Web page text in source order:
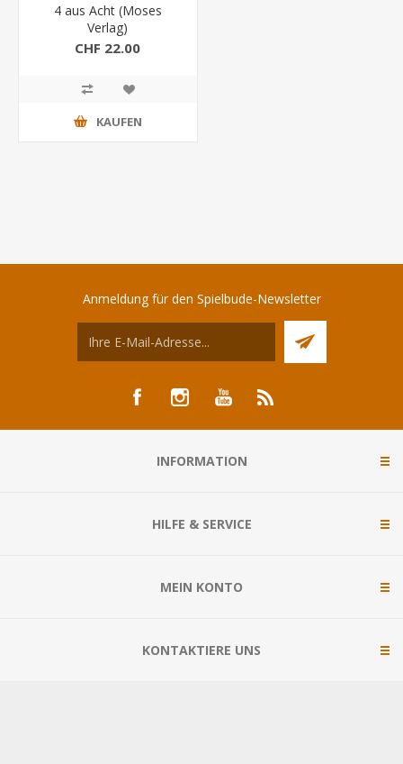
4 aus Acht (Moses
Verlag)
CHF 22.00
KAUFEN
Anmeldung für den Spielbude-Newsletter
INFORMATION
HILFE & SERVICE
MEIN KONTO
KONTAKTIERE UNS